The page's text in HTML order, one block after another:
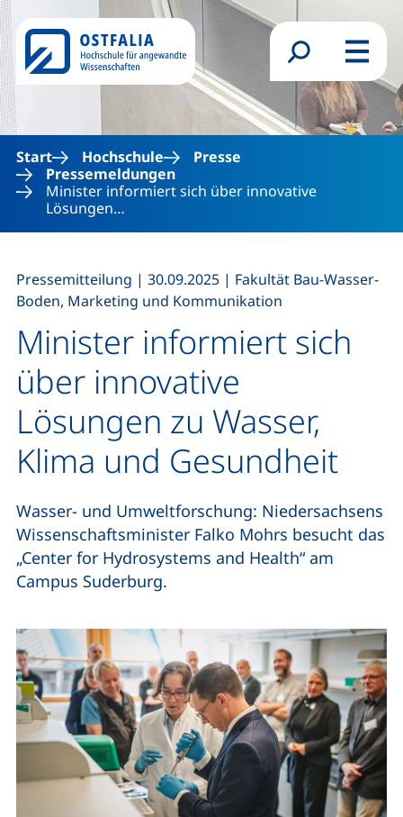
Direkt zum Inhalt
Suchformular
Menü
Start Hochschule
Presse
Pressemeldungen
Minister informiert sich über innovative
Lösungen…
Minister informiert sich
über innovative
Lösungen zu Wasser,
Klima und Gesundheit
Pressemitteilung | 30.09.2025 | Fakultät Bau-Wasser-
Boden, Marketing und Kommunikation
Wasser- und Umweltforschung: Niedersachsens
Wissenschaftsminister Falko Mohrs besucht das
„Center for Hydrosystems and Health“ am
Campus Suderburg.